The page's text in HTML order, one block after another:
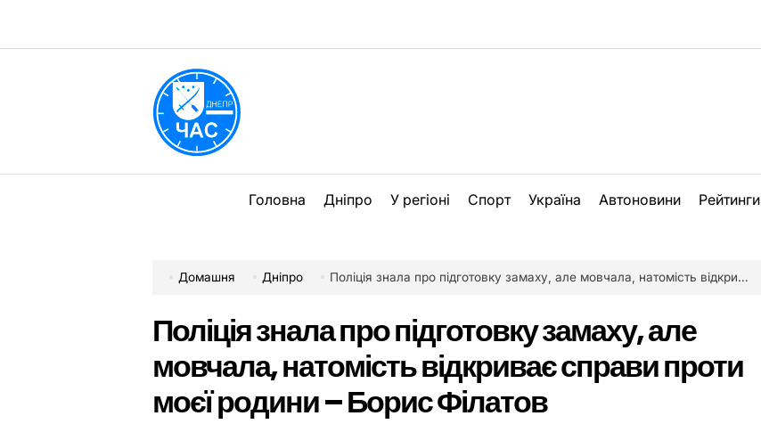
вмісту
Головна Дніпро У регіоні Спорт Україна Автоновини Рейтинги
Домашня Дніпро Поліція знала про підготовку замаху, але мовчала, натомість відкриває справи проти моєї родини – Борис Філатов
Поліція знала про підготовку замаху, але
мовчала, натомість відкриває справи проти
моєї родини – Борис Філатов